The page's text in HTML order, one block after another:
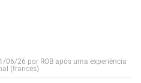
26 por ROB após uma experiência
(francês)